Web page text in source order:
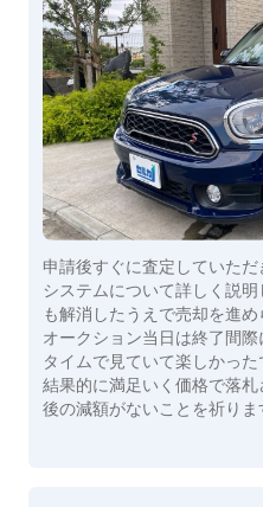
申請後すぐに査定していただ
システムについて詳しく説
も解消したうえで売却を進め
オークション当日は終了間
タイムで見ていて楽しかった
結果的に満足いく価格で落
後の減額がないことを祈りま